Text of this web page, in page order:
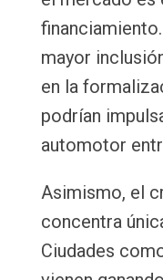
mayor
en la
podrían
automotor
Asimismo, el
concentra
Ciudades